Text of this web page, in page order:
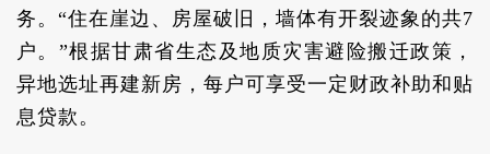
务。“住在崖边、房屋破旧，墙体有开裂迹象的共7
户。”根据甘肃省生态及地质灾害避险搬迁政策，
异地选址再建新房，每户可享受一定财政补助和贴
息贷款。